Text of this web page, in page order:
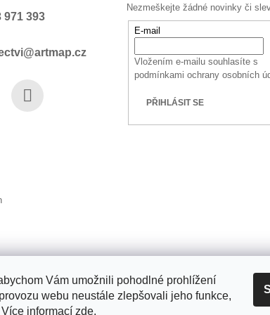
Vám umožnili pohodlné prohlížení
webu neustále zlepšovali jeho funkce,
informací zde.
971 393
Nezmeškejte žádné novinky či
E-mail
Vložením e-mailu souhlasíte s
podmínkami ochrany osobních
PŘIHLÁSIT SE